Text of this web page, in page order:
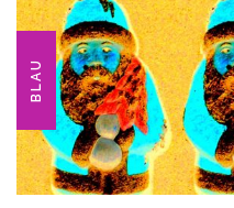
BLAU